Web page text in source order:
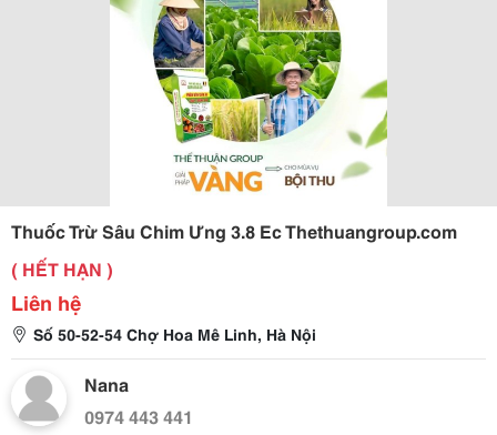
Thuốc Trừ Sâu Chim Ưng 3.8 Ec Thethuangroup.com
( HẾT HẠN )
Liên hệ
Số 50-52-54 Chợ Hoa Mê Linh, Hà Nội
Nana
0974 443 441